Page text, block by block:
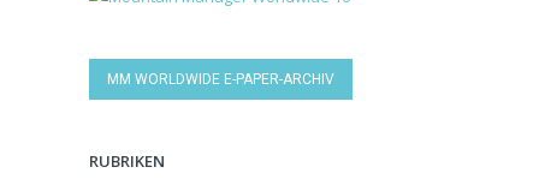
MM WORLDWIDE E-PAPER-ARCHIV
RUBRIKEN